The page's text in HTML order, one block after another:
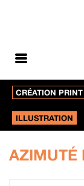
CRÉATION PRINT
ILLUSTRATION
AZIMUTÉ